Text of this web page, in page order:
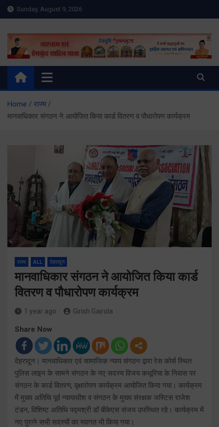
Skip
to
Sunday, August 9, 2026
Meru Raibar | Uttarakhand
News | Uttarkashi News
meruraibar.com
Home
राज्य
मानवाधिकार संगठन ने आयोजित किया कार्ड वितरण व पौधारोपण कार्यक्रम
राज्य ALL देहरादून
मानवाधिकार संगठन ने आयोजित किया कार्ड
वितरण व पौधारोपण कार्यक्रम
1 year ago Girish Gairola
Share Now
देहरादून। मानवाधिकार एवं सामाजिक न्याय संगठन द्वारा रेस कोर्स स्थित
पुलिस लाइन के सामने संगठन के नए सदस्य विजय कथूरिया के निवास पर
संगठन के कार्ड वितरण, वृक्षारोपण कार्यक्रम आयोजित किया गया। कार्यक्रम
में मुख्य अतिथि पूर्व न्यायाधीश व संगठन के मुख्य संरक्षक जस्टिस राजेश
टंडन, विशिष्ट अतिथि पद्मश्री डॉ बीकेएस संजय उपस्थित रहे। कार्यक्रम में
नए पुराने सभी सदस्यों का स्वागत भी किया गया।